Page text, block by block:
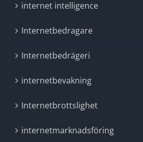
internet intelligence
Internetbedragare
Internetbedrägeri
internetbevakning
Internetbrottslighet
internetmarknadsföring